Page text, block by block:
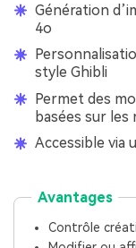
Génération
4o
style Ghibli
Permet des
basées sur les
Accessible via
Avantages
Contrôle